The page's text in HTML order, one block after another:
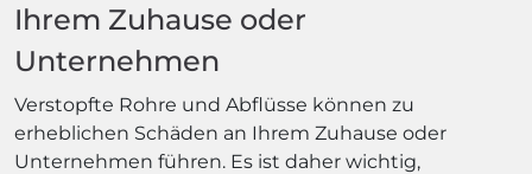
Ihrem Zuhause oder
Unternehmen
Verstopfte Rohre und Abflüsse können zu
erheblichen Schäden an Ihrem Zuhause oder
Unternehmen führen. Es ist daher wichtig,